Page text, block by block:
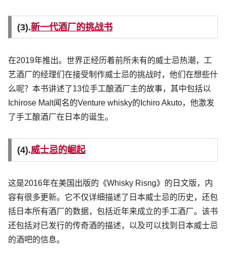
(3).新一代酒厂的挑战书
在2019年推出。世界正经历着前所未有的威士忌热潮，工
艺酒厂的经理们在接受制作威士忌的挑战时，他们在想些什
么呢？本书讲述了13位手工酿酒厂主的故事，其中包括以
Ichirose Malt闻名的Venture whisky的Ichiro Akuto，他激发
了手工酿酒厂在日本的诞生。
(4).威士忌的崛起
这是2016年在美国出版的《Whisky Risng》的日文版，内
容有很多更新。它不仅详细描述了日本威士忌的历史，还包
括日本所有酒厂的数据，包括近年来成立的手工酒厂。该书
还包括对已发行的传奇酒的描述，以及可以找到日本威士忌
的酒吧的信息。